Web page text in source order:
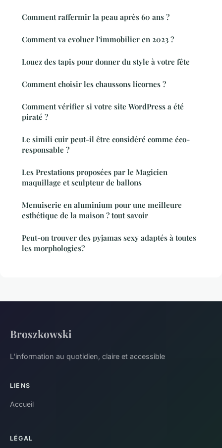
Comment raffermir la peau après 60 ans ?
Comment va evoluer l'immobilier en 2023 ?
Louez des tapis pour donner du style à votre fête
Comment choisir les chaussons licornes ?
Comment vérifier si votre site WordPress a été
piraté ?
Le simili cuir peut-il être considéré comme éco-
responsable ?
Les Prestations proposées par le Magicien
maquillage et sculpteur de ballons
Menuiserie en aluminium pour une meilleure
esthétique de la maison ? tout savoir
Peut-on trouver des pyjamas sexy adaptés à toutes
les morphologies?
Broszkowski
L'information au quotidien, claire et accessible
LIENS
Accueil
LÉGAL